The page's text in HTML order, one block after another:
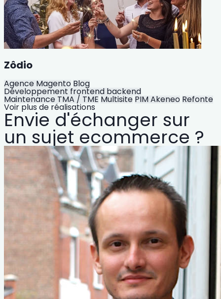
Zôdio
Agence Magento Blog
Développement frontend backend
Maintenance TMA / TME Multisite PIM Akeneo Refonte
Voir plus de réalisations
Envie d'échanger sur
un sujet ecommerce ?